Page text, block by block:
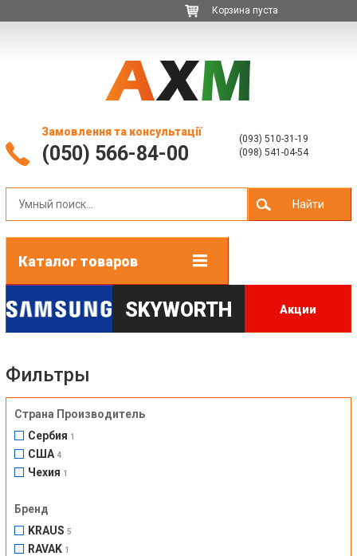
Корзина пуста
Замовлення та консультації
(050) 566-84-00
(093) 510-31-19
(098) 541-04-54
Найти
Каталог товаров
SKYWORTH Акции
Фильтры
Страна Производитель
Сербия 1
США 4
Чехия 1
Бренд
KRAUS 5
RAVAK 1